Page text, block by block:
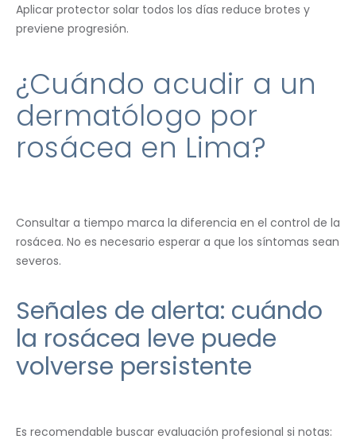
Aplicar protector solar todos los días reduce brotes y
previene progresión.
¿Cuándo acudir a un
dermatólogo por
rosácea en Lima?
Consultar a tiempo marca la diferencia en el control de la
rosácea. No es necesario esperar a que los síntomas sean
severos.
Señales de alerta: cuándo
la rosácea leve puede
volverse persistente
Es recomendable buscar evaluación profesional si notas: